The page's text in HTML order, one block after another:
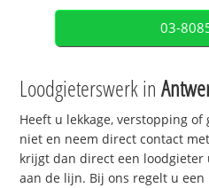
03-
Loodgieterswerk in
Heeft u lekkage, verstopping of
niet en neem direct contact
krijgt dan direct een
aan de lijn. Bij ons regelt u